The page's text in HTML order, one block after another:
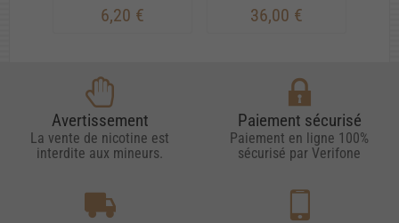
6,20 € 36,00 €
Avertissement
La vente de nicotine est
interdite aux mineurs.
Paiement sécurisé
Paiement en ligne 100%
sécurisé par Verifone